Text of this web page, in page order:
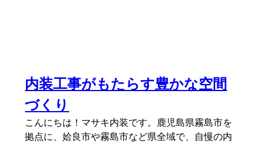
内装工事がもたらす豊かな空間
づくり
こんにちは！マサキ内装です。鹿児島県霧島市を
拠点に、姶良市や霧島市など県全域で、自慢の内